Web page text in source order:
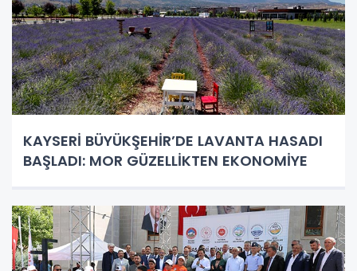
KAYSERİ BÜYÜKŞEHİR’DE LAVANTA HASADI
BAŞLADI: MOR GÜZELLİKTEN EKONOMİYE